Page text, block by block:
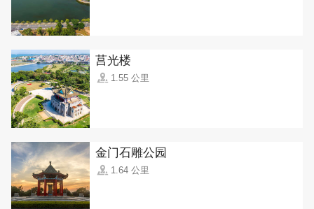
莒光楼
1.55 公里
金门石雕公园
1.64 公里